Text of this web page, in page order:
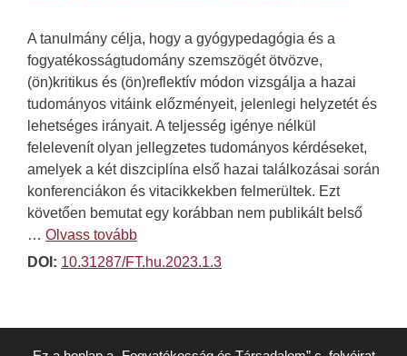
A tanulmány célja, hogy a gyógypedagógia és a
fogyatékosságtudomány szemszögét ötvözve,
(ön)kritikus és (ön)reflektív módon vizsgálja a hazai
tudományos vitáink előzményeit, jelenlegi helyzetét és
lehetséges irányait. A teljesség igénye nélkül
felelevenít olyan jellegzetes tudományos kérdéseket,
amelyek a két diszciplína első hazai találkozásai során
konferenciákon és vitacikkekben felmerültek. Ezt
követően bemutat egy korábban nem publikált belső
… Olvass tovább
DOI: 10.31287/FT.hu.2023.1.3